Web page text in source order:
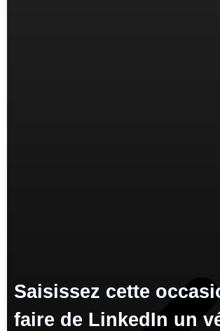
Saisissez cette
faire de LinkedIn un